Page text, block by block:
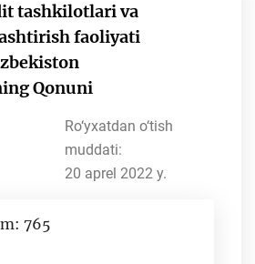
tashkilotlari va
faoliyati
Qonuni
Ro‘yxatdan o‘tish
muddati:
20 aprel 2022 y.
765